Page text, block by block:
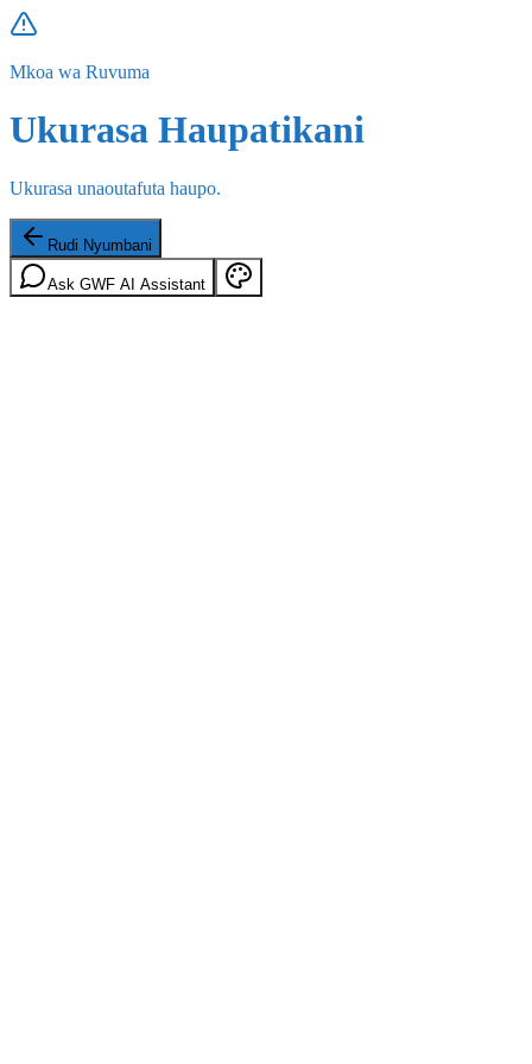
Mkoa wa Ruvuma
Ukurasa Haupatikani
Ukurasa unaoutafuta haupo.
Rudi Nyumbani
Ask GWF AI Assistant